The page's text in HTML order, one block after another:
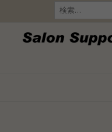
content
検
索: